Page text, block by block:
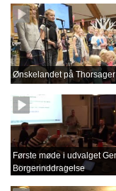
Ønskelandet på
Første møde i udvalget
Borgerinddragelse